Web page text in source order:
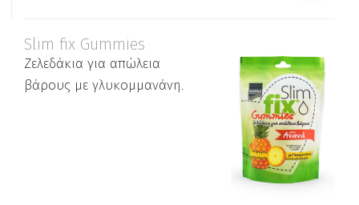
Slim fix Gummies
Ζελεδάκια για απώλεια
βάρους με γλυκομμανάνη.